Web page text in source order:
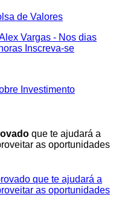
que te ajudará a
as oportunidades